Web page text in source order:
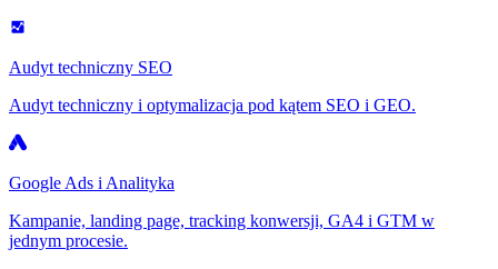
Audyt techniczny SEO
Audyt techniczny i optymalizacja pod kątem SEO i GEO.
Google Ads i Analityka
Kampanie, landing page, tracking konwersji, GA4 i GTM w
jednym procesie.